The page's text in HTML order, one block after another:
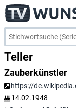
Teller
Zauberkünstler
https://
14.02.1948